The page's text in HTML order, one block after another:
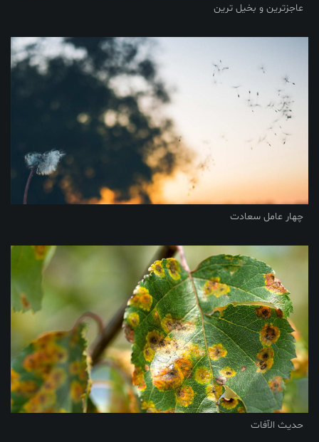
عاجزترین و بخیل ترین
چهار عامل سعادت
حدیث الآفات